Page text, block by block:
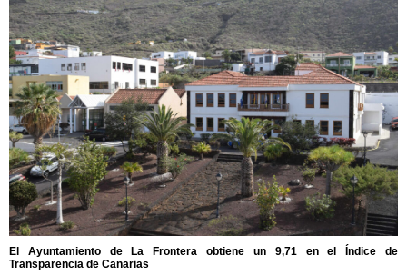
El Ayuntamiento de La Frontera obtiene un 9,71 en el Índice de
Transparencia de Canarias